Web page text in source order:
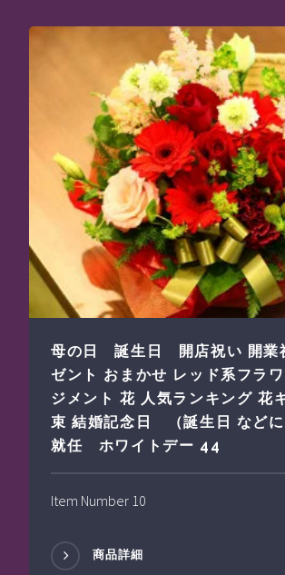
母の日 誕生日 開店祝い 開業
ゼント おまかせ レッド系フラ
ジメント 花 人気ランキング 花
束 結婚記念日 （誕生日 などに
就任 ホワイトデー 44
Item Number 10
商品詳細